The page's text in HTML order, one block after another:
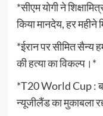
*सीएम योगी ने
किया मानदेय, हर
*ईरान पर सीमित सैन्य
की हत्या का विकल्प।*
*T20 World Cup :
न्यूजीलैंड का मुकाबला